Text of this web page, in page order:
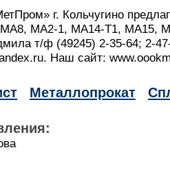
г. Кольчугино
МА8, МА2-1, МА14-Т1, МА15,
т/ф (49245) 2-35-64; 2-
Наш сайт:
Металлопрокат